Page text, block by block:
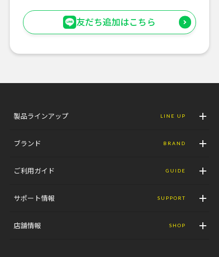
友だち追加はこちら
製品ラインアップ LINE UP
ブランド BRAND
ご利用ガイド GUIDE
サポート情報 SUPPORT
店舗情報 SHOP